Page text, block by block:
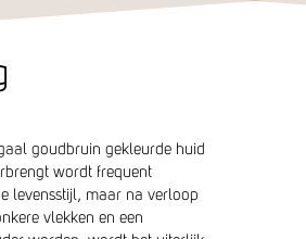
goudbruin gekleurde huid
wordt frequent
levensstijl, maar na verloop
vlekken en een